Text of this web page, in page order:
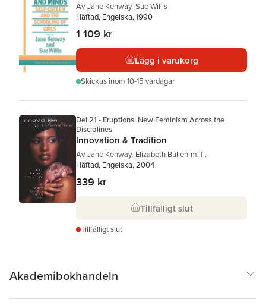
Av Jane Kenway, Sue Willis
Häftad, Engelska, 1990
1 109 kr
Lägg i varukorg
Skickas inom 10-15 vardagar
Del 21 - Eruptions: New Feminism Across the
Disciplines
Innovation & Tradition
Av Jane Kenway, Elizabeth Bullen m. fl.
Häftad, Engelska, 2004
339 kr
Tillfälligt slut
Tillfälligt slut
Akademibokhandeln